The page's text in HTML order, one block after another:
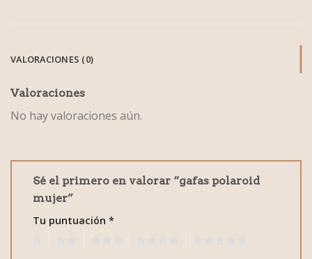
VALORACIONES (0)
Valoraciones
No hay valoraciones aún.
Sé el primero en valorar “gafas polaroid
mujer”
Tu puntuación *